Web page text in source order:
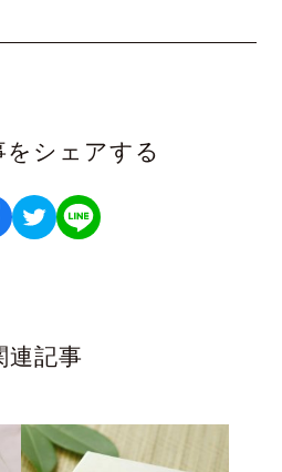
をシェアする
連記事